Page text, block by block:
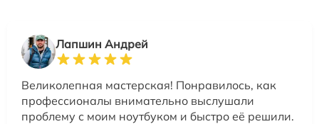
Лапшин Андрей
Великолепная мастерская! Понравилось, как
профессионалы внимательно выслушали
проблему с моим ноутбуком и быстро её решили.